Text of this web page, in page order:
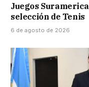
Juegos
selección de Tenis
6 de agosto de 2026